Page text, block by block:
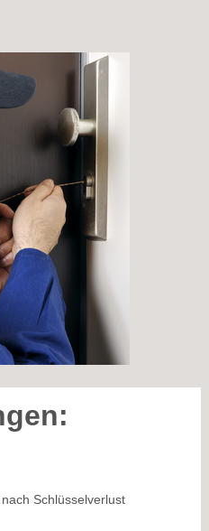
Schlüsselverlust